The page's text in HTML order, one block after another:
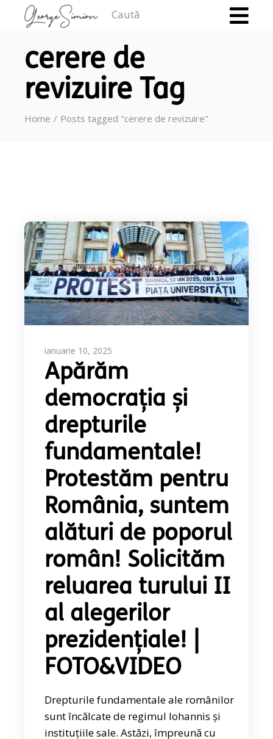
cerere de
revizuire Tag
Home Posts tagged "cerere de revizuire"
ianuarie 10, 2025
Apărăm
democrația și
drepturile
fundamentale!
Protestăm pentru
România, suntem
alături de poporul
român! Solicităm
reluarea turului II
al alegerilor
prezidențiale! |
FOTO&VIDEO
Drepturile fundamentale ale românilor
sunt încălcate de regimul Iohannis și
instituțiile sale. Astăzi, împreună cu